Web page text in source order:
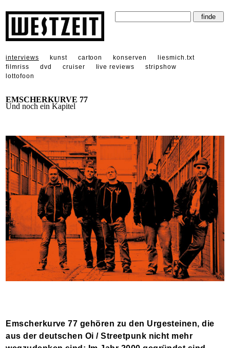
interviews kunst cartoon konserven
liesmich.txt
filmriss
dvd cruiser live reviews
stripshow
lottofoon
EMSCHERKURVE 77
Und noch ein Kapitel
Emscherkurve 77 gehören zu den Urgesteinen, die
aus der deutschen Oi / Streetpunk nicht mehr